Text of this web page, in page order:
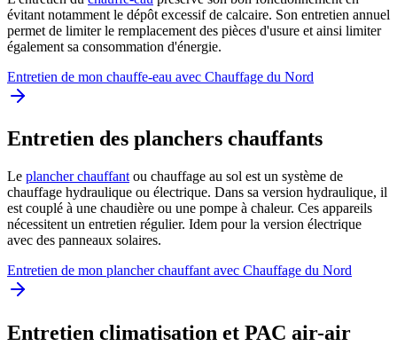
évitant notamment le dépôt excessif de calcaire. Son entretien annuel
permet de limiter le remplacement des pièces d'usure et ainsi limiter
également sa consommation d'énergie.
Entretien de mon chauffe-eau avec Chauffage du Nord
Entretien des planchers chauffants
Le plancher chauffant ou chauffage au sol est un système de
chauffage hydraulique ou électrique. Dans sa version hydraulique, il
est couplé à une chaudière ou une pompe à chaleur. Ces appareils
nécessitent un entretien régulier. Idem pour la version électrique
avec des panneaux solaires.
Entretien de mon plancher chauffant avec Chauffage du Nord
Entretien climatisation et PAC air-air